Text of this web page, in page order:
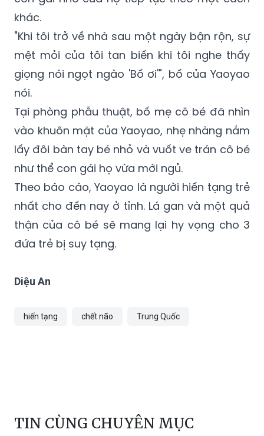
"Khi tôi trở về nhà sau một ngày bận rộn, sự
mệt mỏi của tôi tan biến khi tôi nghe thấy
giọng nói ngọt ngào 'Bố ơi'", bố của Yaoyao
nói.
Tại phòng phẫu thuật, bố mẹ cô bé đã nhìn
vào khuôn mặt của Yaoyao, nhẹ nhàng nắm
lấy đôi bàn tay bé nhỏ và vuốt ve trán cô bé
như thể con gái họ vừa mới ngủ.
Theo báo cáo, Yaoyao là người hiến tạng trẻ
nhất cho đến nay ở tỉnh. Lá gan và một quả
thận của cô bé sẽ mang lại hy vọng cho 3
đứa trẻ bị suy tạng.
Diệu An
hiến tạng